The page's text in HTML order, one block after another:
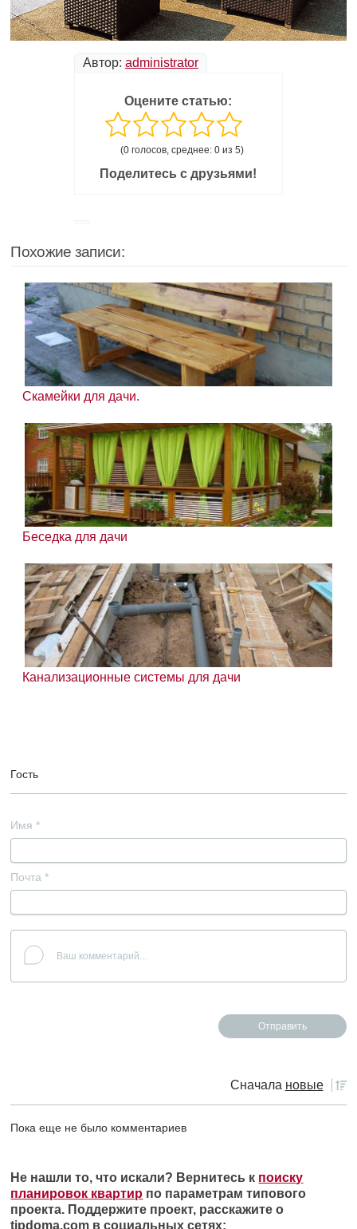
Автор: administrator
Оцените статью:
(0 голосов, среднее: 0 из 5)
Поделитесь с друзьями!
Похожие записи:
Скамейки для дачи.
Беседка для дачи
Канализационные системы для дачи
Гость
Имя *
Почта *
Сначала новые
Пока еще не было комментариев
Не нашли то, что искали? Вернитесь к поиску
планировок квартир по параметрам типового
проекта. Поддержите проект, расскажите о
tipdoma.com в социальных сетях: